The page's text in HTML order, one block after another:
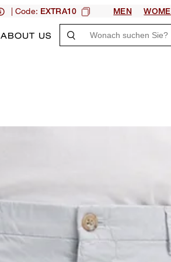
| Code: EXTRA10 MEN
ABOUT US